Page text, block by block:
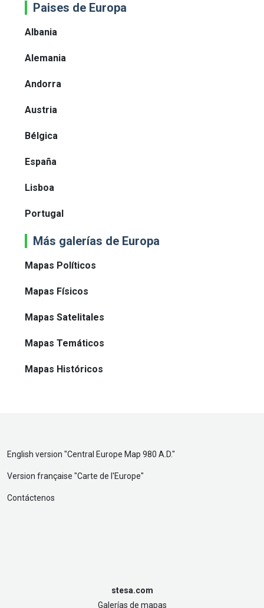
Paises de Europa
Albania
Alemania
Andorra
Austria
Bélgica
España
Lisboa
Portugal
Más galerías de Europa
Mapas Políticos
Mapas Físicos
Mapas Satelitales
Mapas Temáticos
Mapas Históricos
English version "Central Europe Map 980 A.D."
Version française "Carte de l'Europe"
Contáctenos
stesa.com
Galerías de mapas